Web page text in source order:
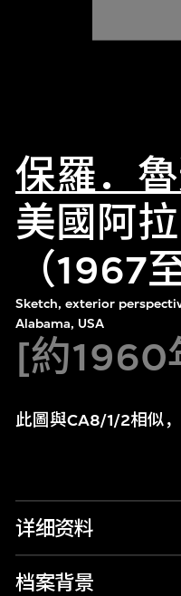
保羅．
美國阿
（1967
Sketch, exterior
Alabama, USA
[約1960
此圖與CA8/1/2相似
详细资料
档案背景